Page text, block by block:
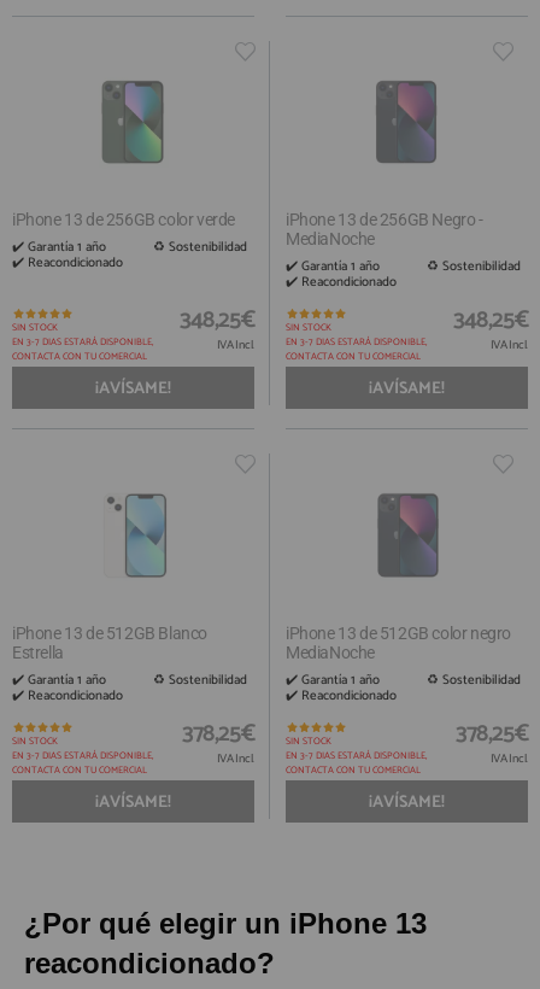
iPhone 13 de 256GB color verde
✔️ Garantía 1 año ​ ♻️ Sostenibilidad
✔️ Reacondicionado
SIN STOCK
EN 3-7 DIAS ESTARÁ DISPONIBLE,
CONTACTA CON TU COMERCIAL
348,25€
IVA Incl.
¡AVÍSAME!
iPhone 13 de 256GB Negro -
MediaNoche
✔️ Garantía 1 año ​ ♻️ Sostenibilidad
✔️ Reacondicionado
SIN STOCK
EN 3-7 DIAS ESTARÁ DISPONIBLE,
CONTACTA CON TU COMERCIAL
348,25€
IVA Incl.
¡AVÍSAME!
iPhone 13 de 512GB Blanco
Estrella
✔️ Garantía 1 año ​ ♻️ Sostenibilidad
✔️ Reacondicionado
SIN STOCK
EN 3-7 DIAS ESTARÁ DISPONIBLE,
CONTACTA CON TU COMERCIAL
378,25€
IVA Incl.
¡AVÍSAME!
iPhone 13 de 512GB color negro
MediaNoche
✔️ Garantía 1 año ​ ♻️ Sostenibilidad
✔️ Reacondicionado
SIN STOCK
EN 3-7 DIAS ESTARÁ DISPONIBLE,
CONTACTA CON TU COMERCIAL
378,25€
IVA Incl.
¡AVÍSAME!
¿Por qué elegir un iPhone 13
reacondicionado?